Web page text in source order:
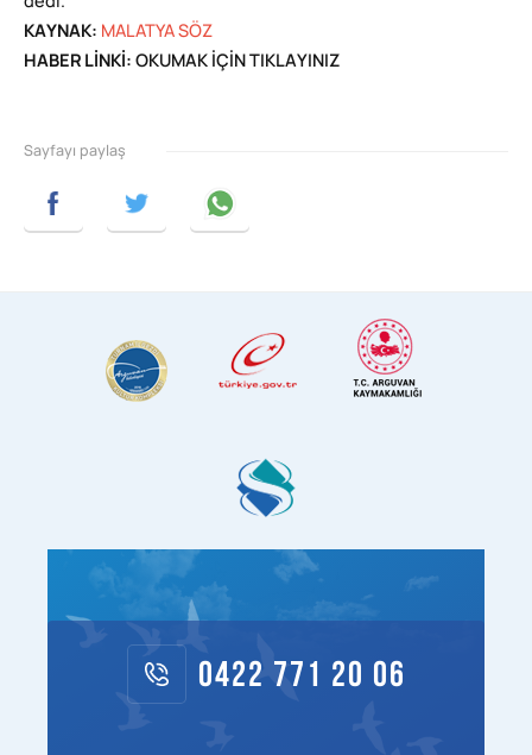
KAYNAK: MALATYA SÖZ
HABER LİNKİ: OKUMAK İÇİN TIKLAYINIZ
Sayfayı paylaş
0422 771 20 06